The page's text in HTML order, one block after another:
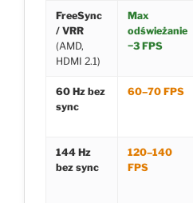
FreeSync
/ VRR
(AMD,
HDMI 2.1)
Max
odświeżanie
−3 FPS
60 Hz bez
sync
60–70 FPS
144 Hz
bez sync
120–140
FPS